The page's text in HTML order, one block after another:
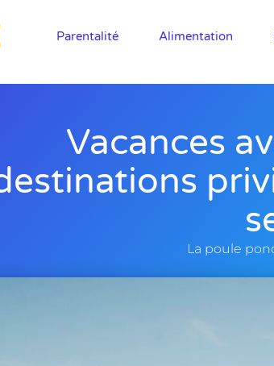
Parentalité Alimentation
Vacances
La poule